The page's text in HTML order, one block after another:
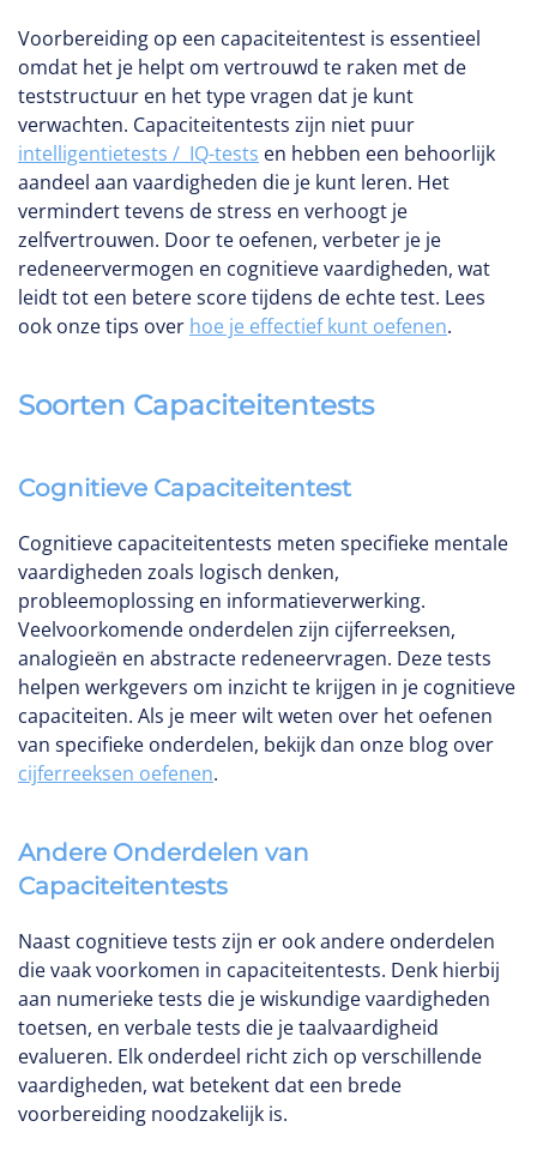
Voorbereiding op een capaciteitentest is essentieel
omdat het je helpt om vertrouwd te raken met de
teststructuur en het type vragen dat je kunt
verwachten. Capaciteitentests zijn niet puur
intelligentietests / IQ-tests en hebben een behoorlijk
aandeel aan vaardigheden die je kunt leren. Het
vermindert tevens de stress en verhoogt je
zelfvertrouwen. Door te oefenen, verbeter je je
redeneervermogen en cognitieve vaardigheden, wat
leidt tot een betere score tijdens de echte test. Lees
ook onze tips over hoe je effectief kunt oefenen.
Soorten Capaciteitentests
Cognitieve Capaciteitentest
Cognitieve capaciteitentests meten specifieke mentale
vaardigheden zoals logisch denken,
probleemoplossing en informatieverwerking.
Veelvoorkomende onderdelen zijn cijferreeksen,
analogieën en abstracte redeneervragen. Deze tests
helpen werkgevers om inzicht te krijgen in je cognitieve
capaciteiten. Als je meer wilt weten over het oefenen
van specifieke onderdelen, bekijk dan onze blog over
cijferreeksen oefenen.
Andere Onderdelen van
Capaciteitentests
Naast cognitieve tests zijn er ook andere onderdelen
die vaak voorkomen in capaciteitentests. Denk hierbij
aan numerieke tests die je wiskundige vaardigheden
toetsen, en verbale tests die je taalvaardigheid
evalueren. Elk onderdeel richt zich op verschillende
vaardigheden, wat betekent dat een brede
voorbereiding noodzakelijk is.